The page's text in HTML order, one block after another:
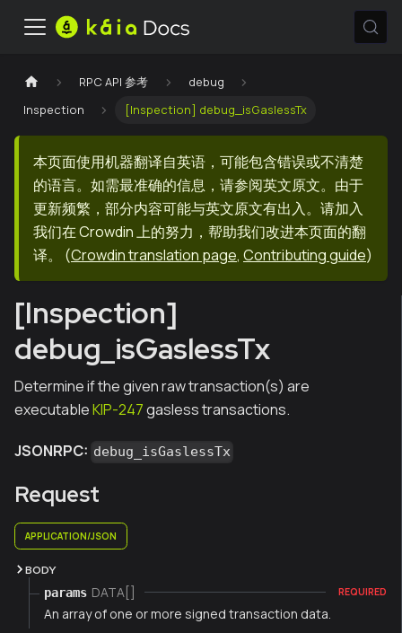
RPC API 参考
debug
Inspection
[Inspection] debug_isGaslessTx
本页面使用机器翻译自英语，可能包含错误或不清楚
的语言。如需最准确的信息，请参阅英文原文。由于
更新频繁，部分内容可能与英文原文有出入。请加入
我们在 Crowdin 上的努力，帮助我们改进本页面的翻
译。
(Crowdin translation page, Contributing guide)
[Inspection]
debug_isGaslessTx
Determine if the given raw transaction(s) are
executableKIP-247gasless transactions.
JSONRPC: debug_isGaslessTx
Request
APPLICATION/JSON
BODY
params DATA[] REQUIRED
An array of one or more signed transaction data.